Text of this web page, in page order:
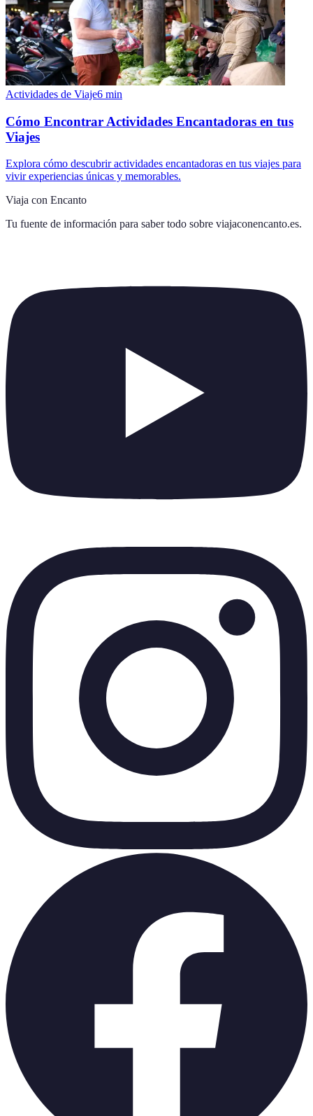
Actividades de Viaje6 min
Cómo Encontrar Actividades Encantadoras en tus
Viajes
Explora cómo descubrir actividades encantadoras en tus viajes para
vivir experiencias únicas y memorables.
Viaja con Encanto
Tu fuente de información para saber todo sobre viajaconencanto.es.